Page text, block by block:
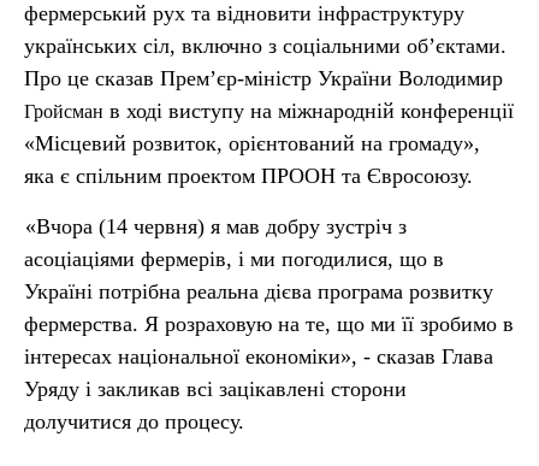
фермерський рух та відновити інфраструктуру
українських сіл, включно з соціальними об’єктами.
Про це сказав Прем’єр-міністр України Володимир
Гройсман в ході виступу на міжнародній конференції
«Місцевий розвиток, орієнтований на громаду»,
яка є спільним проектом ПРООН та Євросоюзу.
«Вчора (14 червня) я мав добру зустріч з
асоціаціями фермерів, і ми погодилися, що в
Україні потрібна реальна дієва програма розвитку
фермерства. Я розраховую на те, що ми її зробимо в
інтересах національної економіки», - сказав Глава
Уряду і закликав всі зацікавлені сторони
долучитися до процесу.